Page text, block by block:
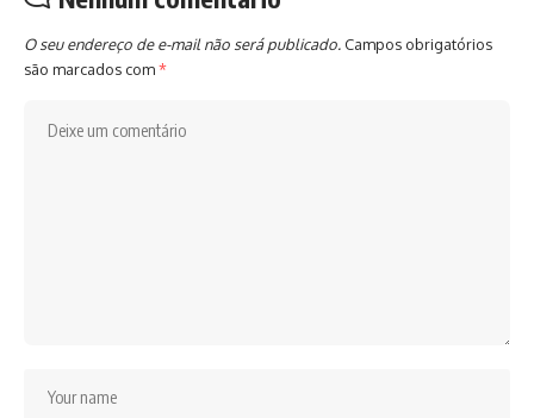
O seu endereço de e-mail não será publicado. Campos obrigatórios
são marcados com*